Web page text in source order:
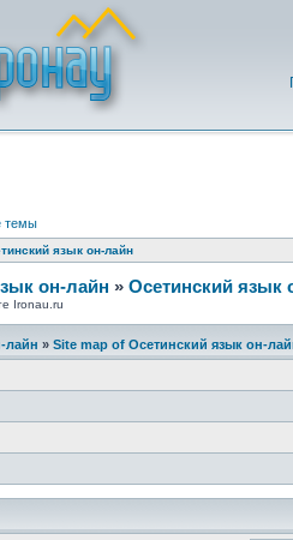
темы
язык он-лайн
он-лайн » Осетинский язык
Ironau.ru
лайн » Site map of Осетинский язык он-